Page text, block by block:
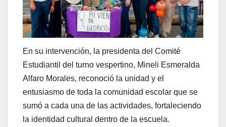
En su intervención, la presidenta del Comité
Estudiantil del turno vespertino, Mineli Esmeralda
Alfaro Morales, reconoció la unidad y el
entusiasmo de toda la comunidad escolar que se
sumó a cada una de las actividades, fortaleciendo
la identidad cultural dentro de la escuela.